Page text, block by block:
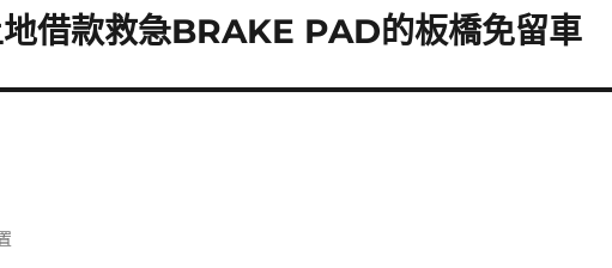
借款救急BRAKE PAD的板橋免留車